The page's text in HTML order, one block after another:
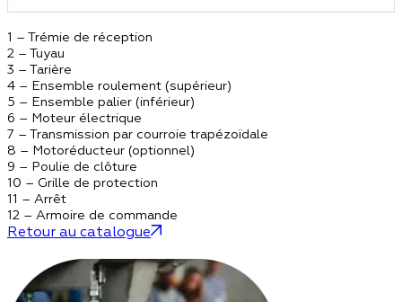
1 – Trémie de réception
2 – Tuyau
3 – Tarière
4 – Ensemble roulement (supérieur)
5 – Ensemble palier (inférieur)
6 – Moteur électrique
7 – Transmission par courroie trapézoïdale
8 – Motoréducteur (optionnel)
9 – Poulie de clôture
10 – Grille de protection
11 – Arrêt
12 – Armoire de commande
Retour au catalogue